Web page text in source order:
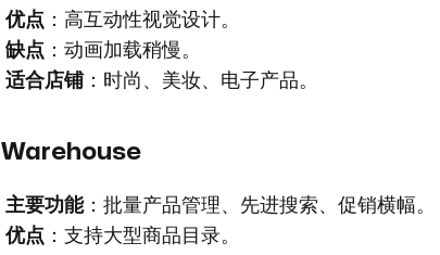
优点 ：高互动性视觉设计。
缺点 ：动画加载稍慢。
适合店铺：时尚、美妆、电子产品。
Warehouse
主要功能：批量产品管理、先进搜索、促销横幅。
优点 ：支持大型商品目录。